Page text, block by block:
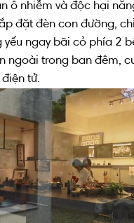
ô nhiễm và độc hại
đặt đèn con đường, chỉ
yếu ngaybãi cỏ phía 2
ngoài trong ban đêm,
tử.